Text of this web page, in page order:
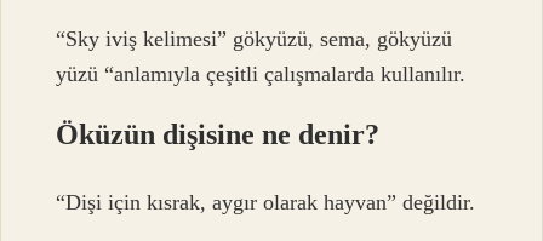
“Sky iviş kelimesi” gökyüzü, sema, gökyüzü
yüzü “anlamıyla çeşitli çalışmalarda kullanılır.
Öküzün dişisine ne denir?
“Dişi için kısrak, aygır olarak hayvan” değildir.